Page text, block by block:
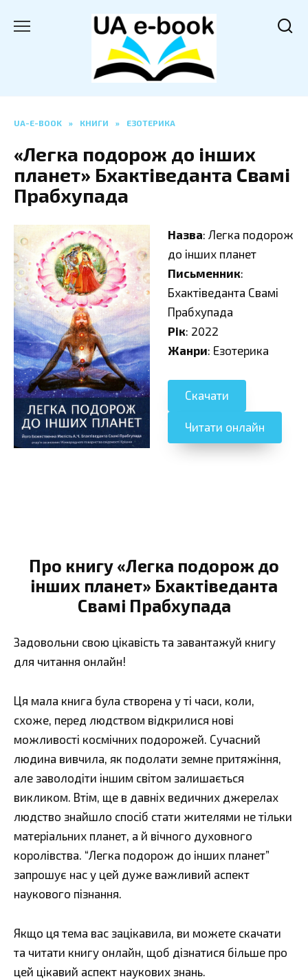
UA-E-BOOK » КНИГИ » ЕЗОТЕРИКА
«Легка подорож до інших
планет» Бхактіведанта Свамі
Прабхупада
Назва: Легка подорож
до інших планет
Письменник:
Бхактіведанта Свамі
Прабхупада
Рік: 2022
Жанри: Езотерика
Скачати
Читати онлайн
Про книгу «Легка подорож до
інших планет» Бхактіведанта
Свамі Прабхупада
Задовольни свою цікавість та завантажуй книгу
для читання онлайн!
Ця мала книга була створена у ті часи, коли,
схоже, перед людством відкрилися нові
можливості космічних подорожей. Сучасний
людина вивчила, як подолати земне притяжіння,
але заволодіти іншим світом залишається
викликом. Втім, ще в давніх ведичних джерелах
людство знайшло спосіб стати жителями не тільки
матеріальних планет, а й вічного духовного
королівства. “Легка подорож до інших планет”
запрошує нас у цей дуже важливий аспект
наукового пізнання.
Якщо ця тема вас зацікавила, ви можете скачати
та читати книгу онлайн, щоб дізнатися більше про
цей цікавий аспект наукових знань.